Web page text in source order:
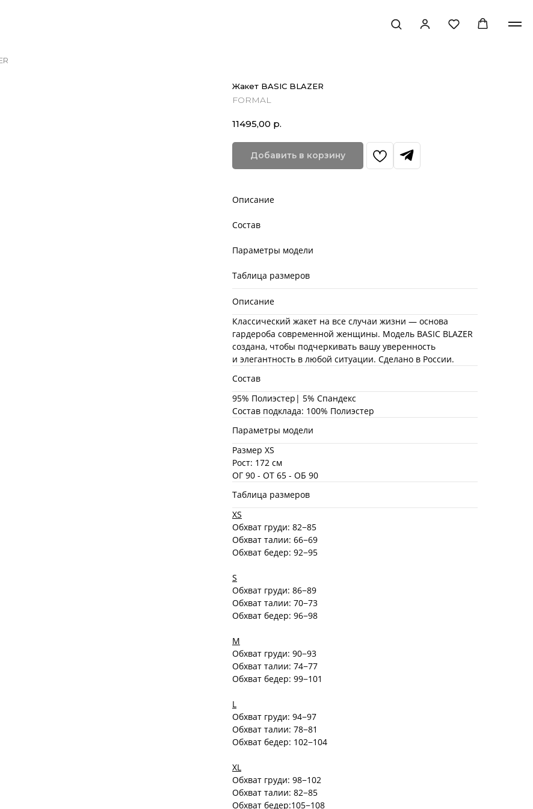
Жакет BASIC BLAZER
FORMAL
11495,00 р.
Добавить в корзину
Описание
Состав
Параметры модели
Таблица размеров
Описание
Классический жакет на все случаи жизни — основа
гардероба современной женщины. Модель BASIC BLAZER
создана, чтобы подчеркивать вашу уверенность
и элегантность в любой ситуации. Сделано в России.
Состав
95% Полиэстер| 5% Спандекс
Состав подклада: 100% Полиэстер
Параметры модели
Размер XS
Рост: 172 см
ОГ 90 - ОТ 65 - ОБ 90
Таблица размеров
XS
Обхват груди: 82−85
Обхват талии: 66−69
Обхват бедер: 92−95
S
Обхват груди: 86−89
Обхват талии: 70−73
Обхват бедер: 96−98
M
Обхват груди: 90−93
Обхват талии: 74−77
Обхват бедер: 99−101
L
Обхват груди: 94−97
Обхват талии: 78−81
Обхват бедер: 102−104
XL
Обхват груди: 98−102
Обхват талии: 82−85
Обхват бедер:105−108